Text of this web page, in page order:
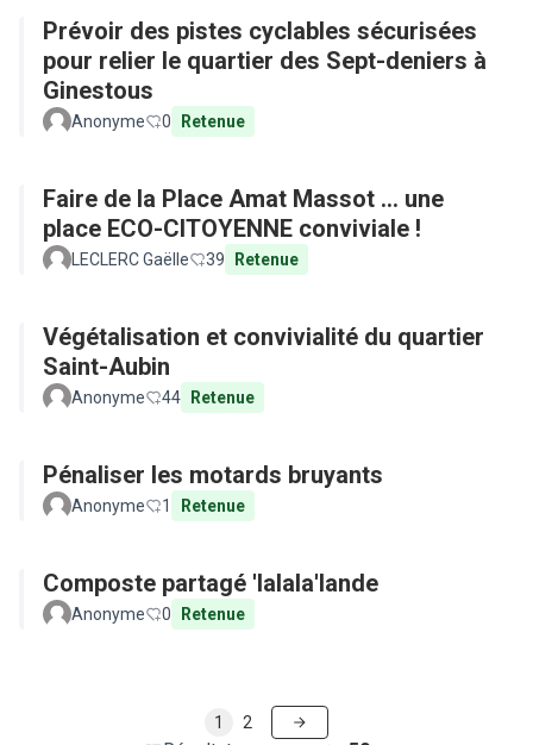
Prévoir des pistes cyclables sécurisées
pour relier le quartier des Sept-deniers à
Ginestous
Anonyme 0 Retenue
Faire de la Place Amat Massot ... une
place ECO-CITOYENNE conviviale !
LECLERC Gaëlle 39 Retenue
Végétalisation et convivialité du quartier
Saint-Aubin
Anonyme 44 Retenue
Pénaliser les motards bruyants
Anonyme 1 Retenue
Composte partagé 'lalala'lande
Anonyme 0 Retenue
1 2